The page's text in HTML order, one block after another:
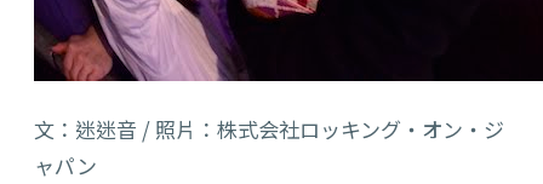
文：迷迷音 / 照片：株式会社ロッキング・オン・ジ
ャパン